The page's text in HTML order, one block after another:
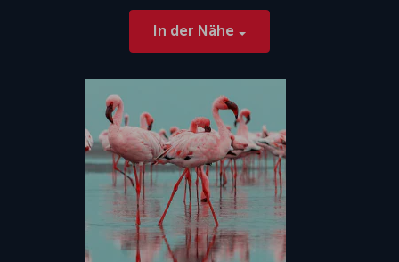
In der Nähe